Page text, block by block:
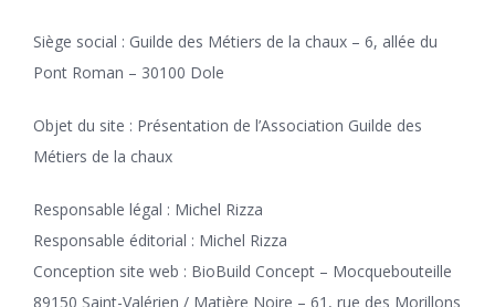
Siège social : Guilde des Métiers de la chaux – 6, allée du
Pont Roman – 30100 Dole
Objet du site : Présentation de l’Association Guilde des
Métiers de la chaux
Responsable légal : Michel Rizza
Responsable éditorial : Michel Rizza
Conception site web : BioBuild Concept – Mocquebouteille
89150 Saint-Valérien / Matière Noire – 61, rue des Morillons